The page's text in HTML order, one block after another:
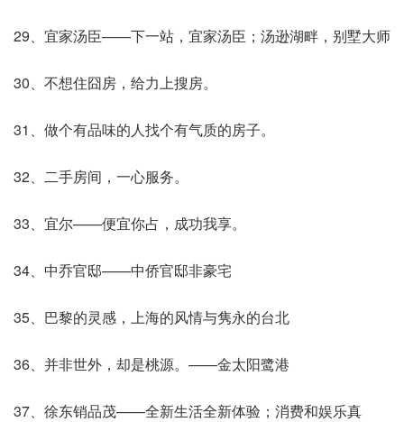
29、宜家汤臣——下一站，宜家汤臣；汤逊湖畔，别墅大师
30、不想住囧房，给力上搜房。
31、做个有品味的人找个有气质的房子。
32、二手房间，一心服务。
33、宜尔——便宜你占，成功我享。
34、中乔官邸——中侨官邸非豪宅
35、巴黎的灵感，上海的风情与隽永的台北
36、并非世外，却是桃源。——金太阳鹭港
37、徐东销品茂——全新生活全新体验；消费和娱乐真